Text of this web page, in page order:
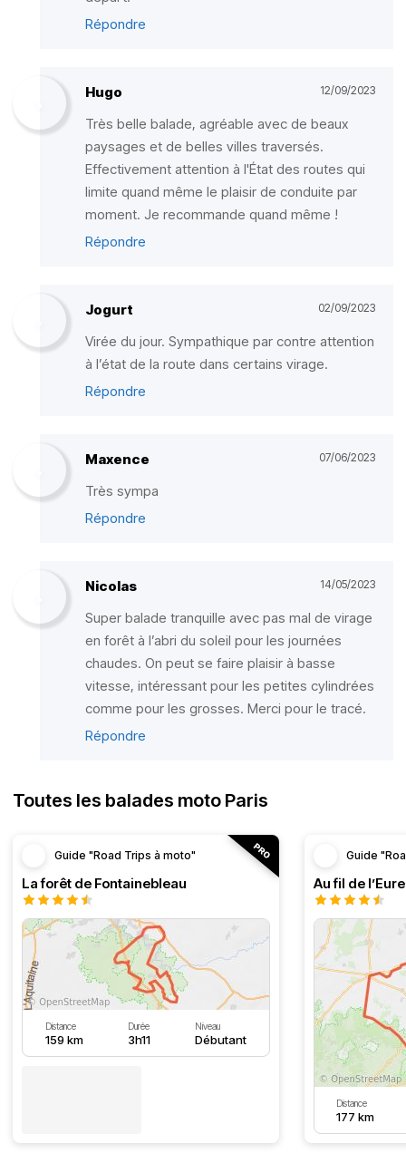
Répondre
Hugo 12/09/2023
Très belle balade, agréable avec de beaux
paysages et de belles villes traversés.
Effectivement attention à l'État des routes qui
limite quand même le plaisir de conduite par
moment. Je recommande quand même !
Répondre
Jogurt 02/09/2023
Virée du jour. Sympathique par contre attention
à l’état de la route dans certains virage.
Répondre
Maxence 07/06/2023
Très sympa
Répondre
Nicolas 14/05/2023
Super balade tranquille avec pas mal de virage
en forêt à l’abri du soleil pour les journées
chaudes. On peut se faire plaisir à basse
vitesse, intéressant pour les petites cylindrées
comme pour les grosses. Merci pour le tracé.
Répondre
Toutes les balades moto Paris
Guide "Road Trips à moto"
La forêt de Fontainebleau
Distance
159 km
Durée
3h11
Niveau
Débutant
Guide
Au fil de l’Eure
Distance
177 km